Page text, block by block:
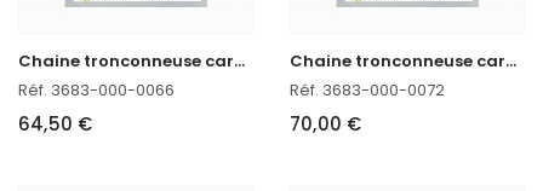
C
haine tronconneuse carbure 45 CM Stihl 3683-000-0066
Réf. 3683-000-0066
64,50 €
C
haine tronconneuse carbure 50 CM Stihl 3683-000-0072
Réf. 3683-000-0072
70,00 €